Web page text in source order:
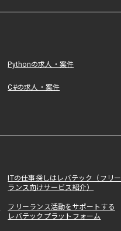
Pythonの求人・案件
C#の求人・案件
ITの仕事探しはレバテック（フリー
ランス向けサービス紹介）
フリーランス活動をサポートする
レバテックプラットフォーム